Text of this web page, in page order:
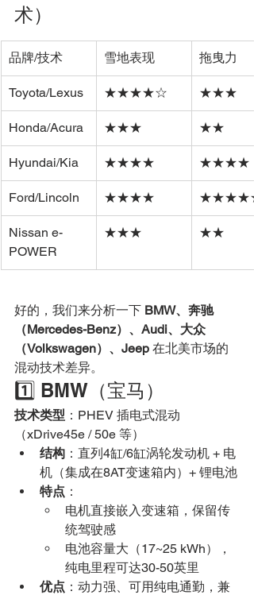
术）
品牌/技术 雪地表现 拖曳力
Toyota/Lexus ★★★★☆ ★★★
Honda/Acura ★★★ ★★
Hyundai/Kia ★★★★ ★★★★
Ford/Lincoln ★★★★
Nissan e-
POWER
★★★ ★★
好的，我们来分析一下 BMW、奔驰
（Mercedes-Benz）、Audi、大众
（Volkswagen）、Jeep 在北美市场的
混动技术差异。
1️⃣ BMW（宝马）
技术类型 ：PHEV 插电式混动
（xDrive45e / 50e 等）
结构 ：直列4缸/6缸涡轮发动机 + 电
机（集成在8AT变速箱内）+ 锂电池
特点 ：
电机直接嵌入变速箱，保留传
统驾驶感
电池容量大（17~25 kWh），
纯电里程可达30-50英里
优点 ：动力强、可用纯电通勤，兼